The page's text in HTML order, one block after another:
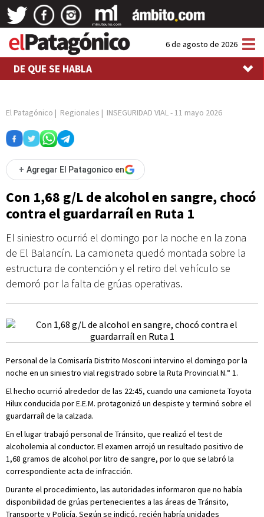
6 de agosto de 2026
DE QUE SE HABLA
El Patagónico | Regionales | INSEGURIDAD VIAL- 11 mayo 2026
+ Agregar El Patagonico en
Con 1,68 g/L de alcohol en sangre, chocó
contra el guardarraíl en Ruta 1
El siniestro ocurrió el domingo por la noche en la zona
de El Balancín. La camioneta quedó montada sobre la
estructura de contención y el retiro del vehículo se
demoró por la falta de grúas operativas.
Personal de la Comisaría Distrito Mosconi intervino el domingo por la
noche en un siniestro vial registrado sobre la Ruta Provincial N.° 1.
El hecho ocurrió alrededor de las 22:45, cuando una camioneta Toyota
Hilux conducida por E.E.M. protagonizó un despiste y terminó sobre el
guardarraíl de la calzada.
En el lugar trabajó personal de Tránsito, que realizó el test de
alcoholemia al conductor. El examen arrojó un resultado positivo de
1,68 gramos de alcohol por litro de sangre, por lo que se labró la
correspondiente acta de infracción.
Durante el procedimiento, las autoridades informaron que no había
disponibilidad de grúas pertenecientes a las áreas de Tránsito,
Transporte y Policía. Según se indicó, recién habría unidades